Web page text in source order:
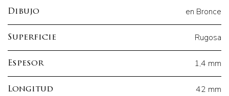
Dibujo en Bronce
Superficie Rugosa
Espesor 1,4 mm
Longitud 42 mm